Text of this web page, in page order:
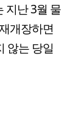
지난 3월 물
개장하면
않는 당일